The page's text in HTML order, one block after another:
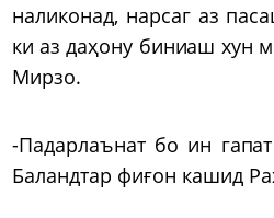
наликонад, нарсаг аз
ки аз даҳону биниаш хун
Мирзо.
-Падарлаънат бо ин
Баландтар фиғон кашид